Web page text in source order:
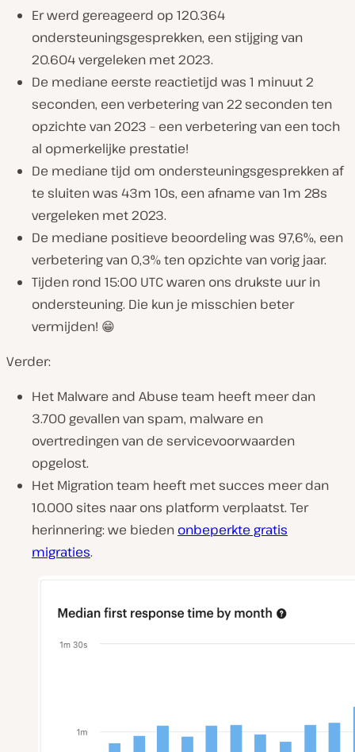
Er werd gereageerd op 120.364
ondersteuningsgesprekken, een stijging van
20.604 vergeleken met 2023.
De mediane eerste reactietijd was 1 minuut 2
seconden, een verbetering van 22 seconden ten
opzichte van 2023 – een verbetering van een toch
al opmerkelijke prestatie!
De mediane tijd om ondersteuningsgesprekken af
te sluiten was 43m 10s, een afname van 1m 28s
vergeleken met 2023.
De mediane positieve beoordeling was 97,6%, een
verbetering van 0,3% ten opzichte van vorig jaar.
Tijden rond 15:00 UTC waren ons drukste uur in
ondersteuning. Die kun je misschien beter
vermijden! 😁
Verder:
Het Malware and Abuse team heeft meer dan
3.700 gevallen van spam, malware en
overtredingen van de servicevoorwaarden
opgelost.
Het Migration team heeft met succes meer dan
10.000 sites naar ons platform verplaatst. Ter
herinnering: we bieden onbeperkte gratis
migraties.